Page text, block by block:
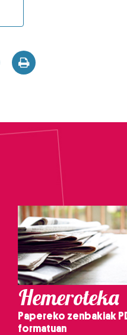
Hemeroteka
Papereko zenbakiak
formatuan